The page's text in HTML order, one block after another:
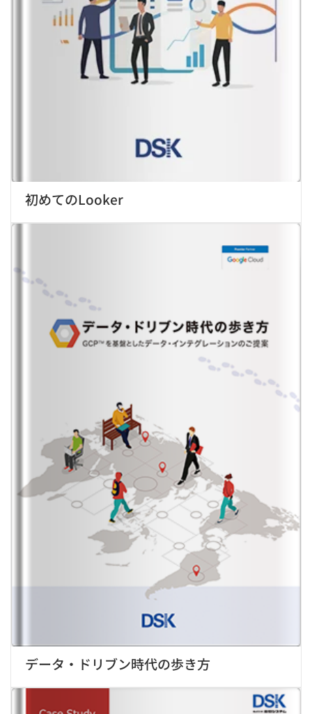
初めてのLooker
データ・ドリブン時代の歩き方